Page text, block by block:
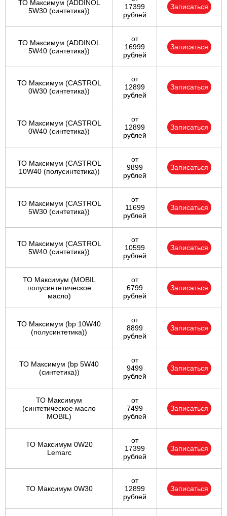
ТО Максимум (ADDINOL
5W30 (синтетика))
17399
рублей
Записаться
ТО Максимум (ADDINOL
5W40 (синтетика))
от
16999
рублей
Записаться
ТО Максимум (CASTROL
0W30 (синтетика))
от
12899
рублей
Записаться
ТО Максимум (CASTROL
0W40 (синтетика))
от
12899
рублей
Записаться
ТО Максимум (CASTROL
10W40 (полусинтетика))
от
9899
рублей
Записаться
ТО Максимум (CASTROL
5W30 (синтетика))
от
11699
рублей
Записаться
ТО Максимум (CASTROL
5W40 (синтетика))
от
10599
рублей
Записаться
ТО Максимум (MOBIL
полуcинтетическое
масло)
от
6799
рублей
Записаться
ТО Максимум (bp 10W40
(полусинтетика))
от
8899
рублей
Записаться
ТО Максимум (bp 5W40
(синтетика))
от
9499
рублей
Записаться
ТО Максимум
(cинтетическое масло
MOBIL)
от
7499
рублей
Записаться
ТО Максимум 0W20
Lemarc
от
17399
рублей
Записаться
ТО Максимум 0W30
от
12899
рублей
Записаться